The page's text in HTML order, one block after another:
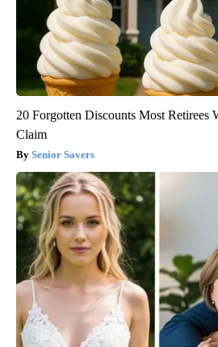
20 Forgotten Discounts Most Retirees
Claim
Senior Savers